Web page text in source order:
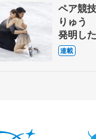
ペア競
りゅう
発明し
連載